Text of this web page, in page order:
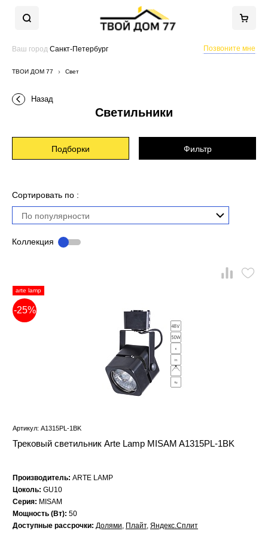
Ваш город Санкт-Петербург Позвоните мне
ТВОЙ ДОМ 77 Свет
Назад
Светильники
Подборки Фильтр
Сортировать по :
По популярности
Коллекция
arte lamp
-25%
Артикул: A1315PL-1BK
Трековый светильник Arte Lamp MISAM A1315PL-1BK
Производитель: ARTE LAMP
Цоколь: GU10
Серия: MISAM
Мощность (Вт): 50
Доступные рассрочки: Долями, Плайт, Яндекс.Сплит